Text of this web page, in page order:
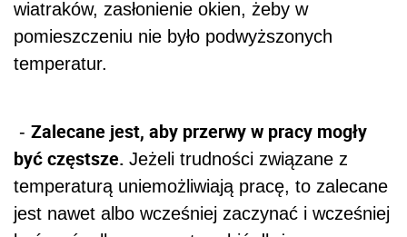
wiatraków, zasłonienie okien, żeby w
pomieszczeniu nie było podwyższonych
temperatur.
- Zalecane jest, aby przerwy w pracy mogły
być częstsze. Jeżeli trudności związane z
temperaturą uniemożliwiają pracę, to zalecane
jest nawet albo wcześniej zaczynać i wcześniej